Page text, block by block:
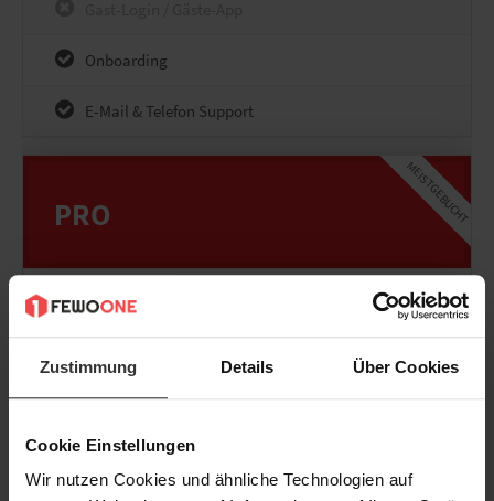
Zustimmung Details Über Cookies
Cookie Einstellungen
Wir nutzen Cookies und ähnliche Technologien auf
Onboarding
E-Mail & Telefon Support
PRO
User: unbegrenzt
Profi-Website inkl. CMS
Voller Funktionsumfang
MEISTGEBUCHT